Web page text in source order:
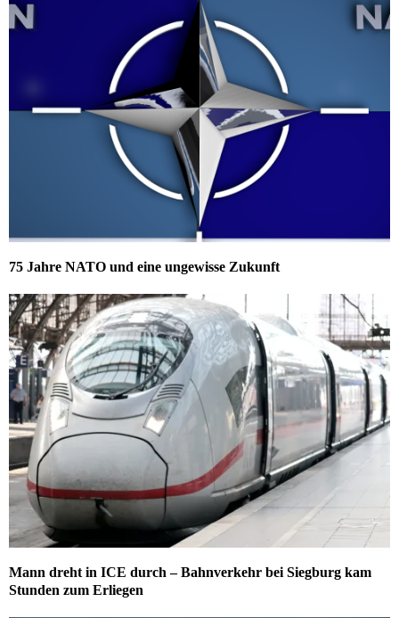
75 Jahre NATO und eine ungewisse Zukunft
Mann dreht in ICE durch – Bahnverkehr bei Siegburg kam
Stunden zum Erliegen